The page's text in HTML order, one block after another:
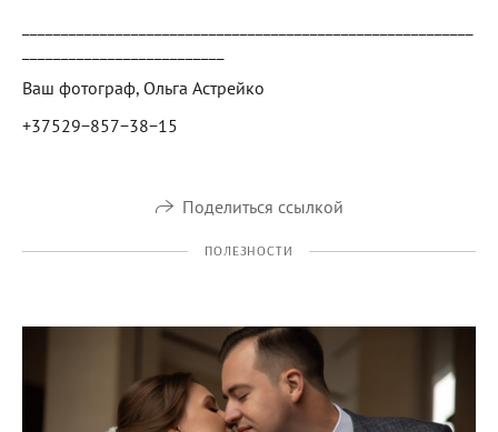
Ваш фотограф, Ольга Астрейко
+37529−857−38−15
Поделиться ссылкой
ПОЛЕЗНОСТИ